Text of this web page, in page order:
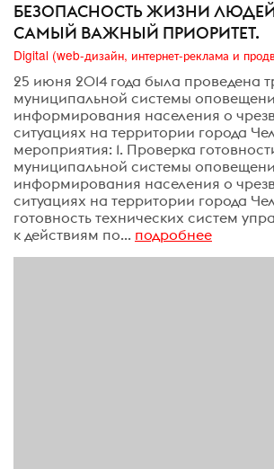
БЕЗОПАСНОСТЬ ЖИЗНИ
САМЫЙ ВАЖНЫЙ ПРИОРИТЕТ.
25 июня 2014 года была проведена
муниципальной системы
информирования населения о
ситуациях на территории города
мероприятия: 1. Проверка
муниципальной системы
информирования населения о
ситуациях на территории города
готовность технических систем
к действиям по... подробнее